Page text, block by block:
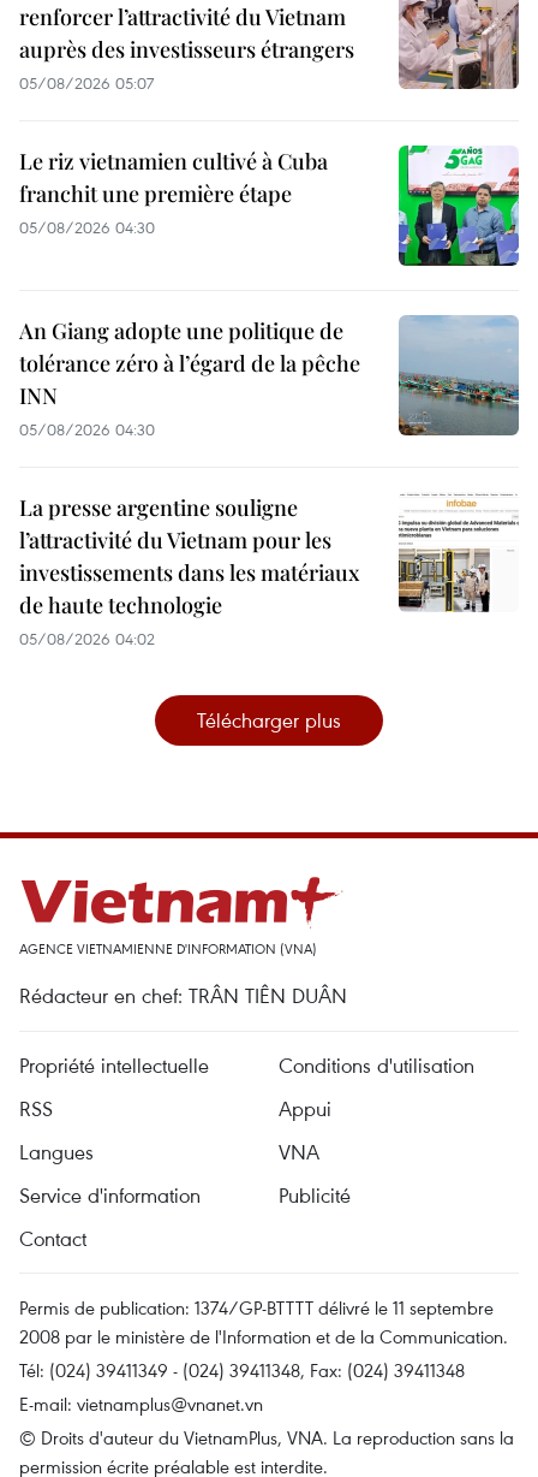
renforcer l’attractivité du Vietnam
auprès des investisseurs étrangers
05/08/2026 05:07
Le riz vietnamien cultivé à Cuba
franchit une première étape
05/08/2026 04:30
An Giang adopte une politique de
tolérance zéro à l’égard de la pêche
INN
05/08/2026 04:30
La presse argentine souligne
l’attractivité du Vietnam pour les
investissements dans les matériaux
de haute technologie
05/08/2026 04:02
Télécharger plus
AGENCE VIETNAMIENNE D'INFORMATION (VNA)
Rédacteur en chef: TRÂN TIÊN DUÂN
Propriété intellectuelle
Conditions d'utilisation
RSS
Appui
Langues
VNA
Service d'information
Publicité
Contact
Permis de publication: 1374/GP-BTTTT délivré le 11 septembre
2008 par le ministère de l'Information et de la Communication.
Tél: (024) 39411349 - (024) 39411348, Fax: (024) 39411348
E-mail: vietnamplus@vnanet.vn
© Droits d'auteur du VietnamPlus, VNA. La reproduction sans la
permission écrite préalable est interdite.